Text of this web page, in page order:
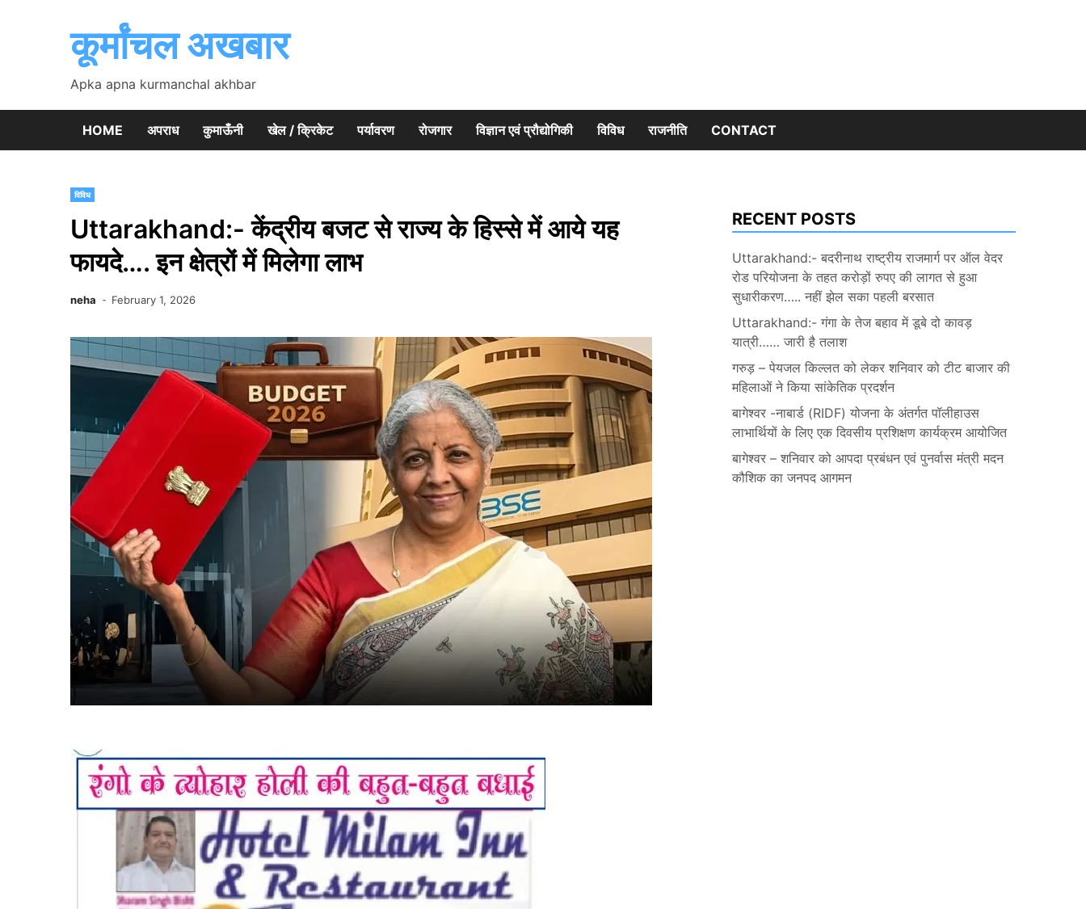
कूर्मांचल अखबार
Apka apna kurmanchal akhbar
HOME अपराध कुमाऊँनी खेल / क्रिकेट पर्यावरण रोजगार विज्ञान एवं प्रौद्योगिकी विविध राजनीति CONTACT
विविध
Uttarakhand:- केंद्रीय बजट से राज्य के हिस्से में आये यह
फायदे…. इन क्षेत्रों में मिलेगा लाभ
neha February 1, 2026
RECENT POSTS
Uttarakhand:- बदरीनाथ राष्ट्रीय राजमार्ग पर ऑल वेदर
रोड परियोजना के तहत करोड़ों रुपए की लागत से हुआ
सुधारीकरण….. नहीं झेल सका पहली बरसात
Uttarakhand:- गंगा के तेज बहाव में डूबे दो कावड़
यात्री…… जारी है तलाश
गरुड़ – पेयजल किल्लत को लेकर शनिवार को टीट बाजार की
महिलाओं ने किया सांकेतिक प्रदर्शन
बागेश्वर -नाबार्ड (RIDF) योजना के अंतर्गत पॉलीहाउस
लाभार्थियों के लिए एक दिवसीय प्रशिक्षण कार्यक्रम आयोजित
बागेश्वर – शनिवार को आपदा प्रबंधन एवं पुनर्वास मंत्री मदन
कौशिक का जनपद आगमन